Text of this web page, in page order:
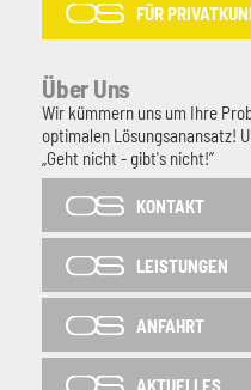
FÜR
Über Uns
Wir kümmern uns um Ihre
optimalen Lösungsanansatz!
„Geht nicht - gibt's nicht!“
KONTAKT
LEISTUNGEN
ANFAHRT
AKTUELLES